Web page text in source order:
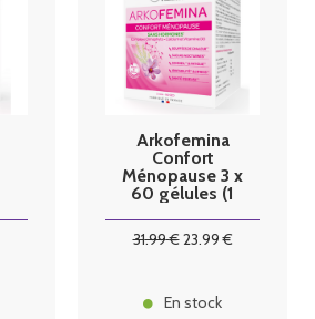
Arkofemina
Confort
Ménopause 3 x
60 gélules (1
31.99€23.99€
En stock